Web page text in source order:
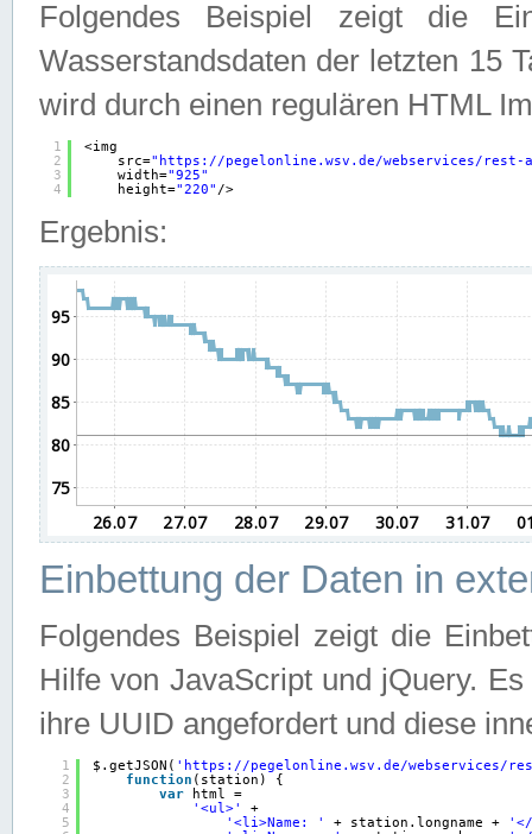
Folgendes Beispiel zeigt die
Wasserstandsdaten der letzten 15
wird durch einen regulären HTML
1
2
3
4
<img
src=" https://pegelonline.wsv.de/webservices/rest-
width="925"
height="220" />
Ergebnis:
Einbettung der Daten in
Folgendes Beispiel zeigt die
Hilfe von JavaScript und jQuery.
ihre UUID angefordert und diese
1
2
3
4
5
$.getJSON( ' https://pegelonline.wsv.de/webservices/
function (station) {
var
html =
'<ul>'
+
'<li>Name: '
+ station.longname +